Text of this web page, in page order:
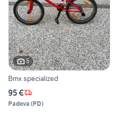
5
Bmx specialized
95 €
Padova (PD)